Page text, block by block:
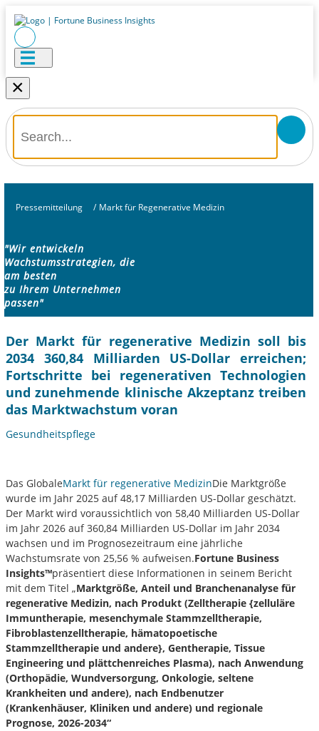
×
Pressemitteilung / Markt für Regenerative Medizin
"Wir entwickeln
Wachstumsstrategien, die
am besten
zu Ihrem Unternehmen
passen"
Der Markt für regenerative Medizin soll bis
2034 360,84 Milliarden US-Dollar erreichen;
Fortschritte bei regenerativen Technologien
und zunehmende klinische Akzeptanz treiben
das Marktwachstum voran
Gesundheitspflege
Das GlobaleMarkt für regenerative MedizinDie Marktgröße
wurde im Jahr 2025 auf 48,17 Milliarden US-Dollar geschätzt.
Der Markt wird voraussichtlich von 58,40 Milliarden US-Dollar
im Jahr 2026 auf 360,84 Milliarden US-Dollar im Jahr 2034
wachsen und im Prognosezeitraum eine jährliche
Wachstumsrate von 25,56 % aufweisen.Fortune Business
Insights™präsentiert diese Informationen in seinem Bericht
mit dem Titel „Marktgröße, Anteil und Branchenanalyse für
regenerative Medizin, nach Produkt (Zelltherapie {zelluläre
Immuntherapie, mesenchymale Stammzelltherapie,
Fibroblastenzelltherapie, hämatopoetische
Stammzelltherapie und andere}, Gentherapie, Tissue
Engineering und plättchenreiches Plasma), nach Anwendung
(Orthopädie, Wundversorgung, Onkologie, seltene
Krankheiten und andere), nach Endbenutzer
(Krankenhäuser, Kliniken und andere) und regionale
Prognose, 2026-2034“